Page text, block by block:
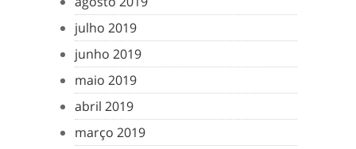
julho 2019
junho 2019
maio 2019
abril 2019
março 2019